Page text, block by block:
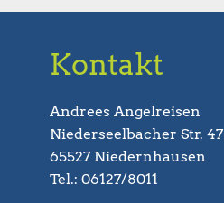
Kontakt
Andrees Angelreisen
Niederseelbacher Str. 47
65527 Niedernhausen
Tel.: 06127/8011